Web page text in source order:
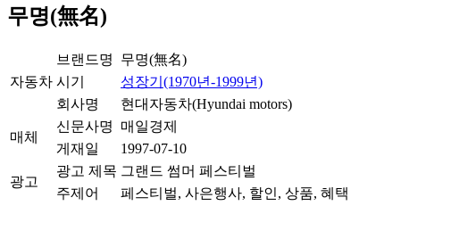
무명(無名)
자동차
브랜드명
무명(無名)
시기
성장기(1970년-1999년)
회사명
현대자동차(Hyundai motors)
매체
신문사명
매일경제
게재일
1997-07-10
광고
광고 제목 그랜드 썸머 페스티벌
주제어
페스티벌, 사은행사, 할인, 상품, 혜택